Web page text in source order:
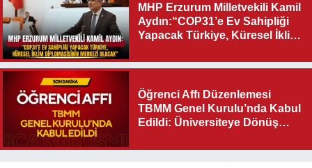
MHP Erzurum Milletvekili Kamil
Aydın:“COP31’e Ev Sahipliği
Yapacak Türkiye, Küresel İklim
Olacak"
Öğrenci Affı Düzenlemesi
TBMM Genel Kurulu’nda Kabul
Edildi: Üniversiteye Dönüş